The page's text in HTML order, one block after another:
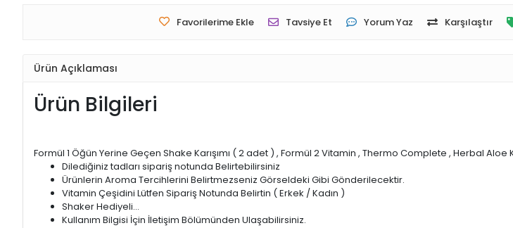
Favorilerime Ekle Tavsiye Et Yorum Yaz Karşılaştır
Ürün Açıklaması
Ürün Bilgileri
Formül 1 Öğün Yerine Geçen Shake Karışımı ( 2 adet ) , Formül 2 Vitamin , Thermo Complete , Herbal
Dilediğiniz tadları sipariş notunda Belirtebilirsiniz
Ürünlerin Aroma Tercihlerini Belirtmezseniz Görseldeki Gibi Gönderilecektir.
Vitamin Çeşidini Lütfen Sipariş Notunda Belirtin ( Erkek / Kadın )
Shaker Hediyeli...
Kullanım Bilgisi İçin İletişim Bölümünden Ulaşabilirsiniz.